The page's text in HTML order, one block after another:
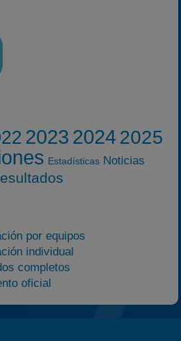
2023 20242025
Estadísticas Noticias
por equipos
individual
completos
oficial